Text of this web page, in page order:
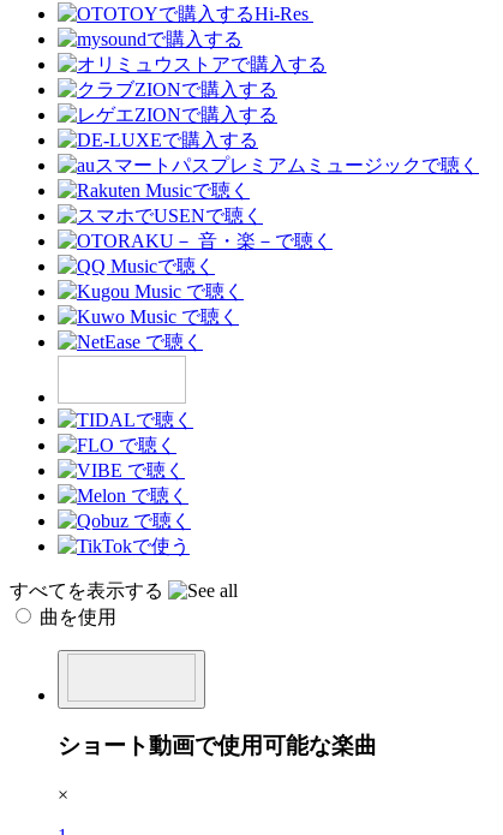
Hi-Res
すべてを表示する
曲を使用
ショート動画で使用可能な楽曲
×